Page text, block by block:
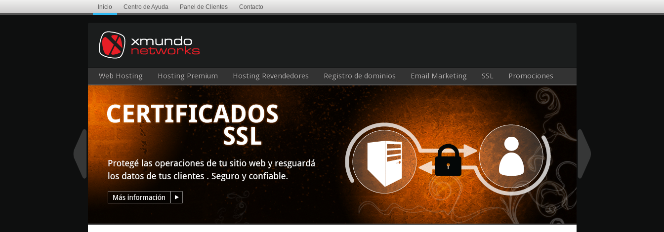
Inicio Centro de Ayuda Panel de Clientes Contacto
Web Hosting Hosting Premium Hosting Revendedores Registro de dominios Email Marketing SSL Promociones